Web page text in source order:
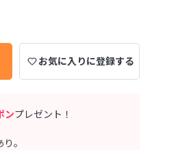
お気に入りに登録する
ンプレゼント！
。